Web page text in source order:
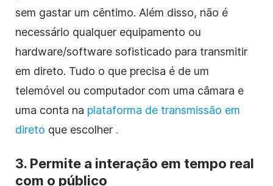
sem gastar um cêntimo. Além disso, não é
necessário qualquer equipamento ou
hardware/software sofisticado para transmitir
em direto. Tudo o que precisa é de um
telemóvel ou computador com uma câmara e
uma conta na plataforma de transmissão em
direto que escolher .
3. Permite a interação em tempo real
com o público